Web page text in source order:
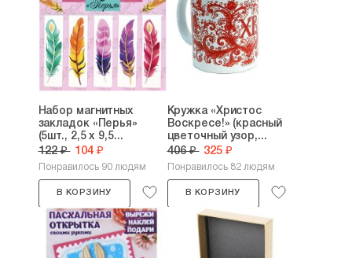
Набор магнитных
закладок «Перья»
(5шт., 2,5 х 9,5...
122 ₽ 104 ₽
Понравилось 90 людям
В КОРЗИНУ
Кружка «Христос
Воскресе!» (красный
цветочный узор,...
406 ₽ 325 ₽
Понравилось 82 людям
В КОРЗИНУ